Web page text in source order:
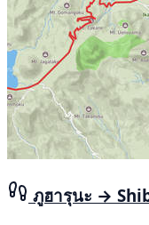
ภูฮารุนะ →